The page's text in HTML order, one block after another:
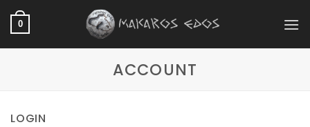
Skip
0
ACCOUNT
LOGIN